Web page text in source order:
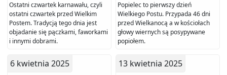
Ostatni czwartek karnawału, czyli
ostatni czwartek przed Wielkim
Postem. Tradycją tego dnia jest
objadanie się pączkami, faworkami
i innymi dobrami.
Popielec to pierwszy dzień
Wielkiego Postu. Przypada 46 dni
przed Wielkanocą a w kościołach
głowy wiernych są posypywane
popiołem.
6 kwietnia 2025 13 kwietnia 2025